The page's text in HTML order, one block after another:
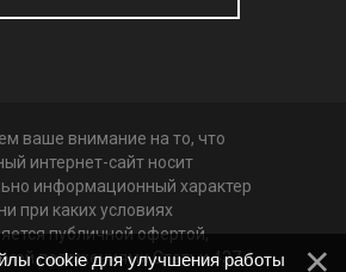
ваше внимание на то, что
интернет-сайт носит
информационный характер
при каких условиях
публичной офертой,
положениями Статьи 437
cookie для улучшения работы